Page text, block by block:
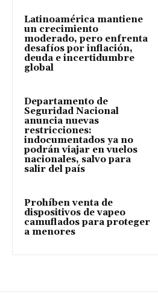
Latinoamérica mantiene
un crecimiento
moderado, pero enfrenta
desafíos por inflación,
deuda e incertidumbre
global
Departamento de
Seguridad Nacional
anuncia nuevas
restricciones:
indocumentados ya no
podrán viajar en vuelos
nacionales, salvo para
salir del país
Prohíben venta de
dispositivos de vapeo
camuflados para proteger
a menores